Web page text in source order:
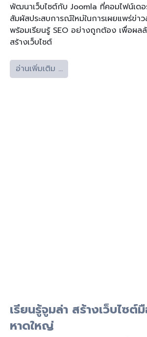
พัฒนาเว็บไซต์กับ Joomla ที่คอมไฟน์เด
สัมผัสประสบการณ์ใหม่ในการเผยแพร่ข่า
พร้อมเรียนรู้ SEO อย่างถูกต้อง เพื่อผล
สร้างเว็บไซต์
อ่านเพิ่มเติม …
เรียนรู้จูมล่า สร้างเว็บไซต์
หาดใหญ่